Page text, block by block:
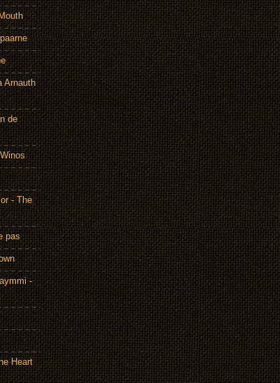
Arnauth
de
- The
pas
-
Heart